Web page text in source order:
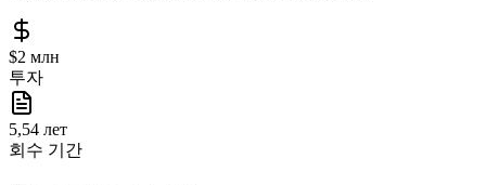
$2 млн
투자
5,54 лет
회수 기간